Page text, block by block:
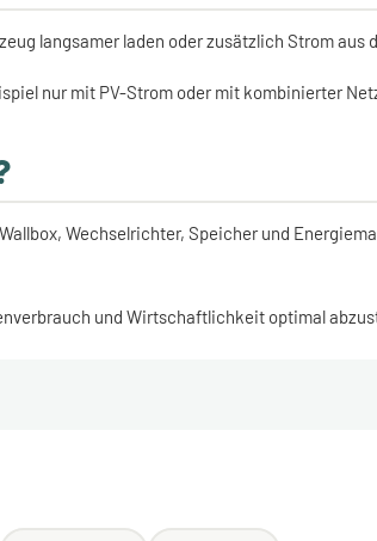
langsamer laden oder zusätzlich Strom aus
nur mit PV-Strom oder mit kombinierter
Wechselrichter, Speicher und
und Wirtschaftlichkeit optimal